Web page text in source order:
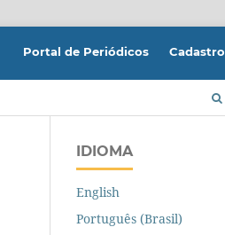
Portal de Periódicos Cadastro
IDIOMA
English
Português (Brasil)